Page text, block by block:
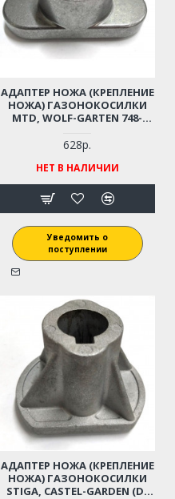
АДАПТЕР НОЖА (КРЕПЛЕНИЕ
НОЖА) ГАЗОНОКОСИЛКИ
MTD, WOLF-GARTEN 748-
628р.
НЕТ В НАЛИЧИИ
Уведомить о
поступлении
АДАПТЕР НОЖА (КРЕПЛЕНИЕ
НОЖА) ГАЗОНОКОСИЛКИ
STIGA, CASTEL-GARDEN (D-